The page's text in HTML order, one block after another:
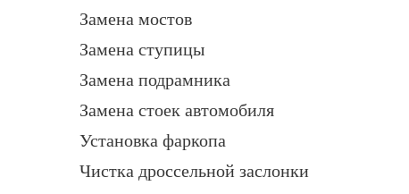
Замена мостов
Замена ступицы
Замена подрамника
Замена стоек автомобиля
Установка фаркопа
Чистка дроссельной заслонки